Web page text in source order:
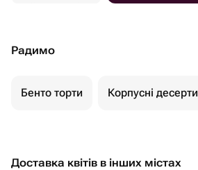
Радимо
Бенто торти Корпусні десерти
Доставка квітів в інших містах